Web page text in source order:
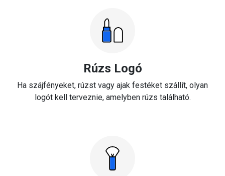
Rúzs Logó
Ha szájfényeket, rúzst vagy ajak festéket szállít, olyan
logót kell terveznie, amelyben rúzs található.